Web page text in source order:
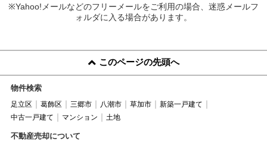
※Yahoo!メールなどのフリーメールをご利用の場合、迷惑メールフ
ォルダに入る場合があります。
このページの先頭へ
物件検索
足立区 葛飾区 三郷市 八潮市 草加市
新築一戸建て
中古一戸建て
マンション 土地
不動産売却について